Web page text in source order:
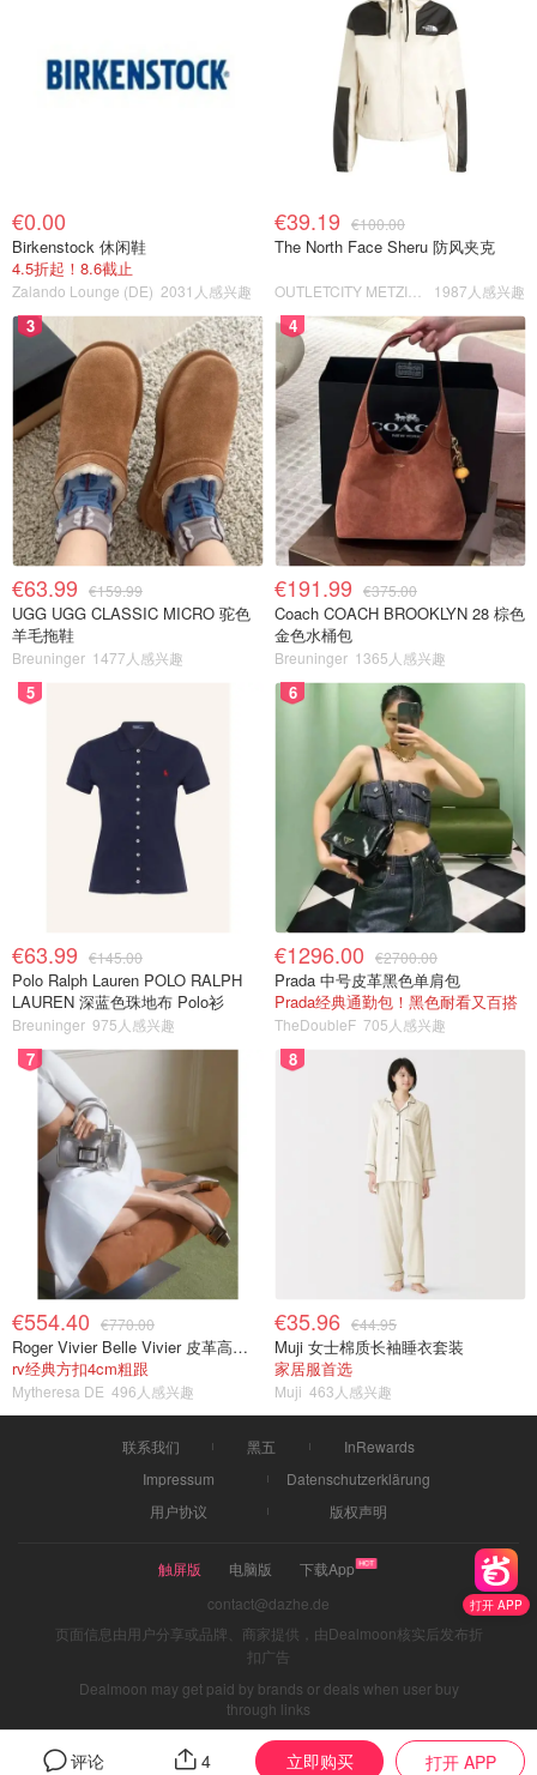
打开 APP
评论 4 立即购买 打开 APP
€0.00
Birkenstock 休闲鞋
4.5折起！8.6截止
Zalando Lounge (DE) 2031人感兴趣
€39.19 €100.00
The North Face Sheru 防风夹克
1987人感兴趣
3
€63.99 €159.99
UGG UGG CLASSIC MICRO 驼色
羊毛拖鞋
Breuninger 1477人感兴趣
4
€191.99 €375.00
Coach COACH BROOKLYN 28 棕色
金色水桶包
Breuninger 1365人感兴趣
5
€63.99 €145.00
Polo Ralph Lauren POLO RALPH
LAUREN 深蓝色珠地布 Polo衫
Breuninger 975人感兴趣
6
€1296.00 €2700.00
Prada 中号皮革黑色单肩包
Prada经典通勤包！黑色耐看又百搭
TheDoubleF 705人感兴趣
7
€554.40 €770.00
Roger Vivier Belle Vivier 皮革高跟鞋
rv经典方扣4cm粗跟
Mytheresa DE 496人感兴趣
8
€35.96 €44.95
Muji 女士棉质长袖睡衣套装
家居服首选
Muji 463人感兴趣
联系我们 黑五
InRewards
Impressum
Datenschutzerklärung
用户协议
版权声明
触屏版 电脑版
下载App
contact@dazhe.de
页面信息由用户分享或品牌、商家提供，由Dealmoon核实后发布折
扣广告
Dealmoon may get paid by brands or deals when user buy
through links